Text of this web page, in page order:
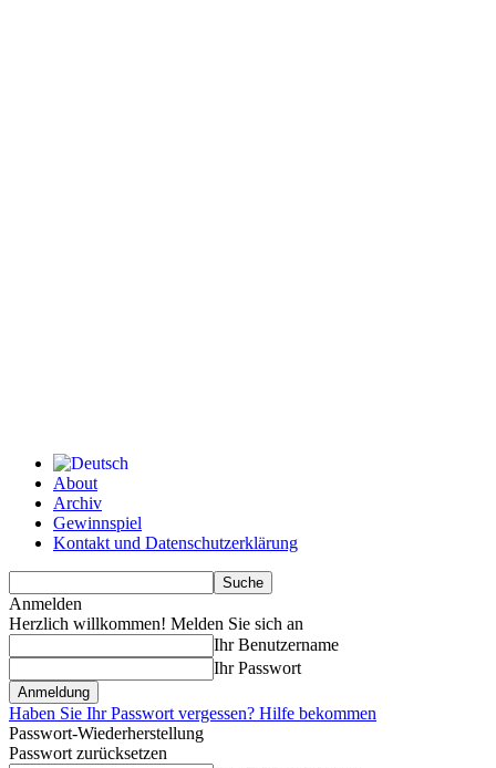
About
Archiv
Gewinnspiel
Kontakt und Datenschutzerklärung
Anmelden
Herzlich willkommen! Melden Sie sich an
Ihr Benutzername
Ihr Passwort
Haben Sie Ihr Passwort vergessen? Hilfe bekommen
Passwort-Wiederherstellung
Passwort zurücksetzen